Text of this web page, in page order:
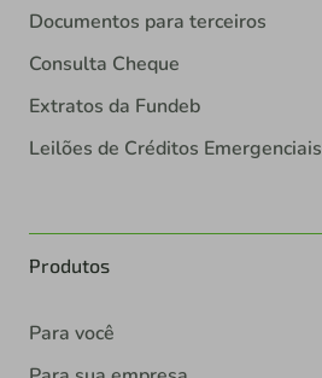
Documentos para terceiros
Consulta Cheque
Extratos da Fundeb
Leilões de Créditos Emergenciais
Produtos
Para você